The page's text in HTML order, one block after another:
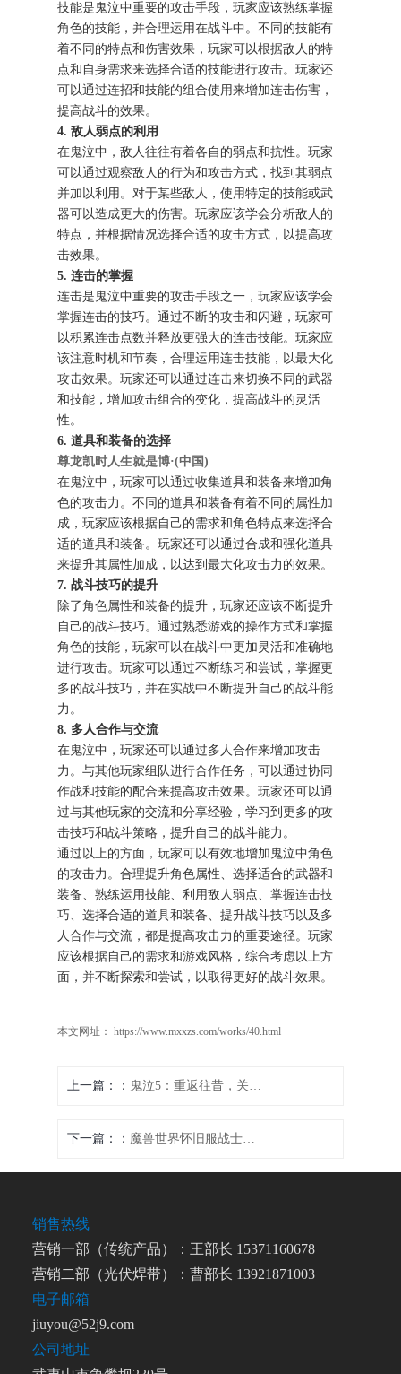
技能是鬼泣中重要的攻击手段，玩家应该熟练掌握
角色的技能，并合理运用在战斗中。不同的技能有
着不同的特点和伤害效果，玩家可以根据敌人的特
点和自身需求来选择合适的技能进行攻击。玩家还
可以通过连招和技能的组合使用来增加连击伤害，
提高战斗的效果。
4. 敌人弱点的利用
在鬼泣中，敌人往往有着各自的弱点和抗性。玩家
可以通过观察敌人的行为和攻击方式，找到其弱点
并加以利用。对于某些敌人，使用特定的技能或武
器可以造成更大的伤害。玩家应该学会分析敌人的
特点，并根据情况选择合适的攻击方式，以提高攻
击效果。
5. 连击的掌握
连击是鬼泣中重要的攻击手段之一，玩家应该学会
掌握连击的技巧。通过不断的攻击和闪避，玩家可
以积累连击点数并释放更强大的连击技能。玩家应
该注意时机和节奏，合理运用连击技能，以最大化
攻击效果。玩家还可以通过连击来切换不同的武器
和技能，增加攻击组合的变化，提高战斗的灵活
性。
6. 道具和装备的选择
尊龙凯时人生就是博·(中国)
在鬼泣中，玩家可以通过收集道具和装备来增加角
色的攻击力。不同的道具和装备有着不同的属性加
成，玩家应该根据自己的需求和角色特点来选择合
适的道具和装备。玩家还可以通过合成和强化道具
来提升其属性加成，以达到最大化攻击力的效果。
7. 战斗技巧的提升
除了角色属性和装备的提升，玩家还应该不断提升
自己的战斗技巧。通过熟悉游戏的操作方式和掌握
角色的技能，玩家可以在战斗中更加灵活和准确地
进行攻击。玩家可以通过不断练习和尝试，掌握更
多的战斗技巧，并在实战中不断提升自己的战斗能
力。
8. 多人合作与交流
在鬼泣中，玩家还可以通过多人合作来增加攻击
力。与其他玩家组队进行合作任务，可以通过协同
作战和技能的配合来提高攻击效果。玩家还可以通
过与其他玩家的交流和分享经验，学习到更多的攻
击技巧和战斗策略，提升自己的战斗能力。
通过以上的方面，玩家可以有效地增加鬼泣中角色
的攻击力。合理提升角色属性、选择适合的武器和
装备、熟练运用技能、利用敌人弱点、掌握连击技
巧、选择合适的道具和装备、提升战斗技巧以及多
人合作与交流，都是提高攻击力的重要途径。玩家
应该根据自己的需求和游戏风格，综合考虑以上方
面，并不断探索和尝试，以取得更好的战斗效果。
本文网址： https://www.mxxzs.com/works/40.html
上一篇： 鬼泣5：重返往昔，关卡抉择
下一篇： 魔兽世界怀旧服战士武器天赋：力量荣耀熠熠
销售热线
营销一部（传统产品）：王部长 15371160678
营销二部（光伏焊带）：曹部长 13921871003
电子邮箱
jiuyou@52j9.com
公司地址